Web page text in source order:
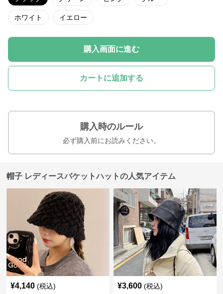
ホワイト イエロー
購入画面に進む
カートに追加する
購入時のルール
必ず購入前にお読みください。
帽子 レディースバケットハットの人気アイテム
¥4,140 (税込) ¥3,600 (税込)